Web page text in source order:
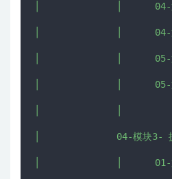
│              │      04-第4
│              │      04-第4
│              │      05-第5
│              │      05-第5
│              04-模块3- 提
│              │      01-第1